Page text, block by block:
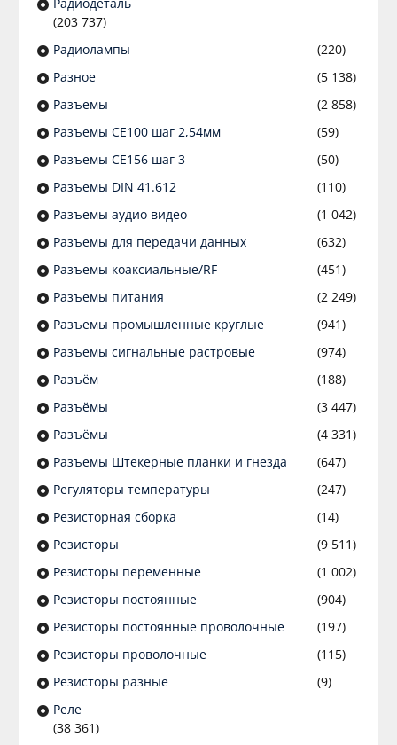
(203 737)
Радиолампы
(220)
Разное
(5 138)
Разъeмы
(2 858)
Разъeмы CE100 шаг 2,54мм
(59)
Разъeмы CE156 шаг 3
(50)
Разъeмы DIN 41.612
(110)
Разъeмы аудио видео
(1 042)
Разъeмы для передачи данных
(632)
Разъeмы коаксиальные/RF
(451)
Разъeмы питания
(2 249)
Разъeмы промышленные круглые
(941)
Разъeмы сигнальные растровые
(974)
Разъём
(188)
Разъёмы
(3 447)
Разъёмы
(4 331)
Разъемы Штекерные планки и гнезда
(647)
Регуляторы температуры
(247)
Резисторная сборка
(14)
Резисторы
(9 511)
Резисторы переменные
(1 002)
Резисторы постоянные
(904)
Резисторы постоянные проволочные
(197)
Резисторы проволочные
(115)
Резисторы разные
(9)
Реле
(38 361)